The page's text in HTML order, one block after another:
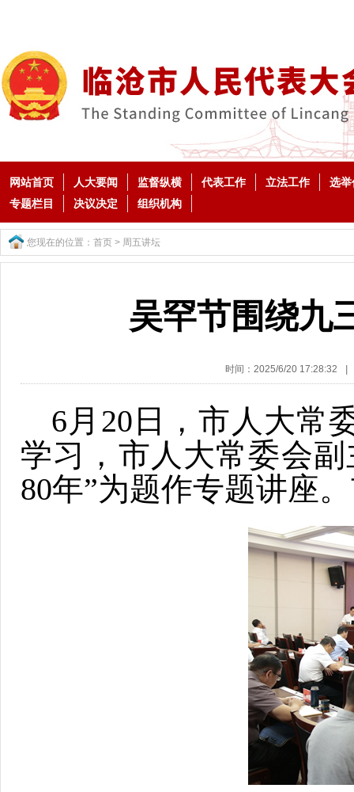
网站首页 人大要闻 监督纵横 代表工作 立法工作
选举
专题栏目
决议决定 组织机构
您现在的位置： 首页 > 周五讲坛
吴罕节围绕九
时间：2025/6/20 17:28:32
6月20日，市人大常
学习，市人大常委会
80年”为题作专题讲座